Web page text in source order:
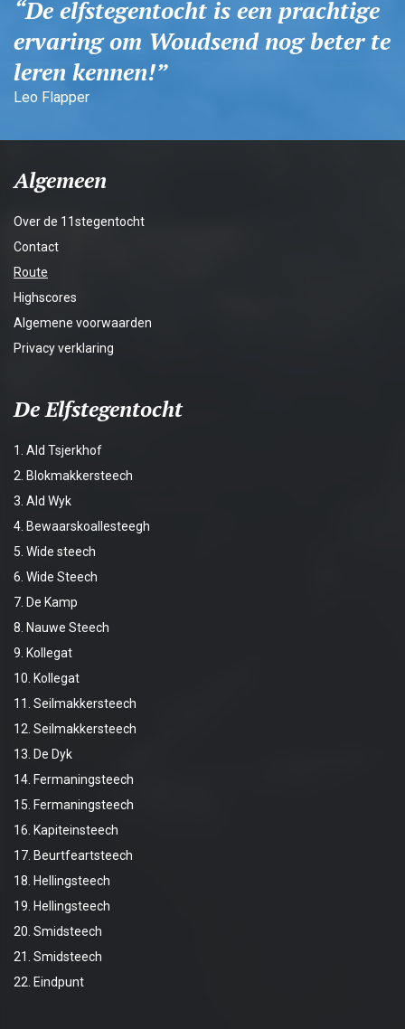
De elfstegentocht is een prachtige
ervaring om Woudsend nog beter te
leren kennen!
Leo Flapper
Algemeen
Over de 11stegentocht
Contact
Route
Highscores
Algemene voorwaarden
Privacy verklaring
De Elfstegentocht
1. Ald Tsjerkhof
2. Blokmakkersteech
3. Ald Wyk
4. Bewaarskoallesteegh
5. Wide steech
6. Wide Steech
7. De Kamp
8. Nauwe Steech
9. Kollegat
10. Kollegat
11. Seilmakkersteech
12. Seilmakkersteech
13. De Dyk
14. Fermaningsteech
15. Fermaningsteech
16. Kapiteinsteech
17. Beurtfeartsteech
18. Hellingsteech
19. Hellingsteech
20. Smidsteech
21. Smidsteech
22. Eindpunt